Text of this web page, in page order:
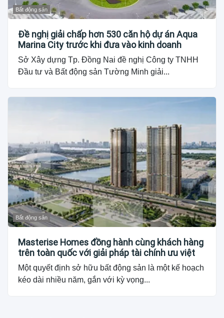
Bất động sản
Đề nghị giải chấp hơn 530 căn hộ dự án Aqua
Marina City trước khi đưa vào kinh doanh
Sở Xây dựng Tp. Đồng Nai đề nghị Công ty TNHH
Đầu tư và Bất động sản Tường Minh giải...
Bất động sản
Masterise Homes đồng hành cùng khách hàng
trên toàn quốc với giải pháp tài chính ưu việt
Một quyết định sở hữu bất động sản là một kế hoạch
kéo dài nhiều năm, gắn với kỳ vọng...